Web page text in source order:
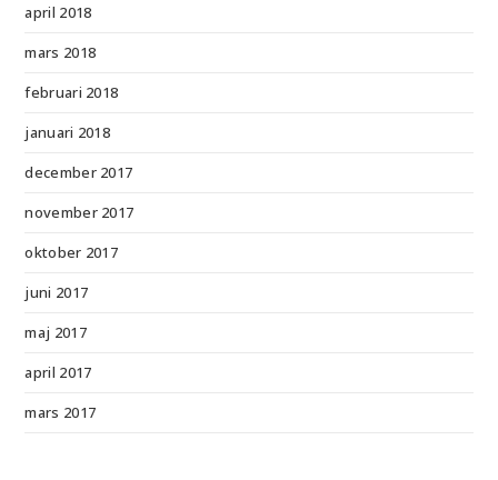
april 2018
mars 2018
februari 2018
januari 2018
december 2017
november 2017
oktober 2017
juni 2017
maj 2017
april 2017
mars 2017